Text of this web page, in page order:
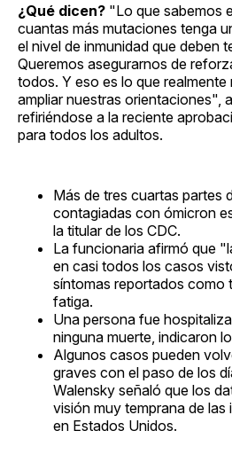
¿Qué dicen? "Lo que sabemos
cuantas más mutaciones tenga
el nivel de inmunidad que deben
Queremos asegurarnos de
todos. Y eso es lo que
ampliar nuestras orientaciones",
refiriéndose a la reciente
para todos los adultos.
Más de tres cuartas partes
contagiadas con ómicron
la titular de los CDC.
La funcionaria afirmó que
en casi todos los casos
síntomas reportados como
fatiga.
Una persona fue
ninguna muerte, indicaron
Algunos casos pueden
graves con el paso de los
Walensky señaló que los
visión muy temprana de
en Estados Unidos.